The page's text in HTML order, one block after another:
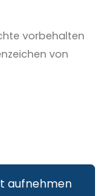
aufnehmen
vorbehalten
von